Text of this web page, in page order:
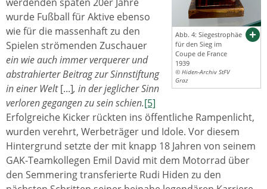
Abb. 4: Siegestrophäe
für den Sieg im
Coupe de France
1939
© Hiden-Archiv StFV
Graz
wurde Fußball für Aktive ebenso
wie für die massenhaft zu den
Spielen strömenden Zuschauer
ein wie auch immer verquerer und
abstrahierter Beitrag zur Sinnstiftung
in einer Welt[...], in der jeglicher Sinn
verloren gegangen zu sein schien.[5]
Erfolgreiche Kicker rückten ins öffentliche Rampenlicht,
wurden verehrt, Werbeträger und Idole. Vor diesem
Hintergrund setzte der mit knapp 18 Jahren von seinem
GAK-Teamkollegen Emil David mit dem Motorrad über
den Semmering transferierte Rudi Hiden zu den